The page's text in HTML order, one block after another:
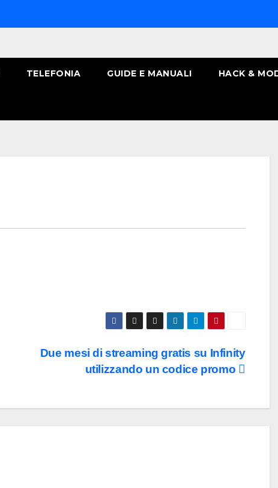
TELEFONIA GUIDE E MANUALI HACK &
Due mesi di streaming gratis su Infinity
utilizzando un codice promo